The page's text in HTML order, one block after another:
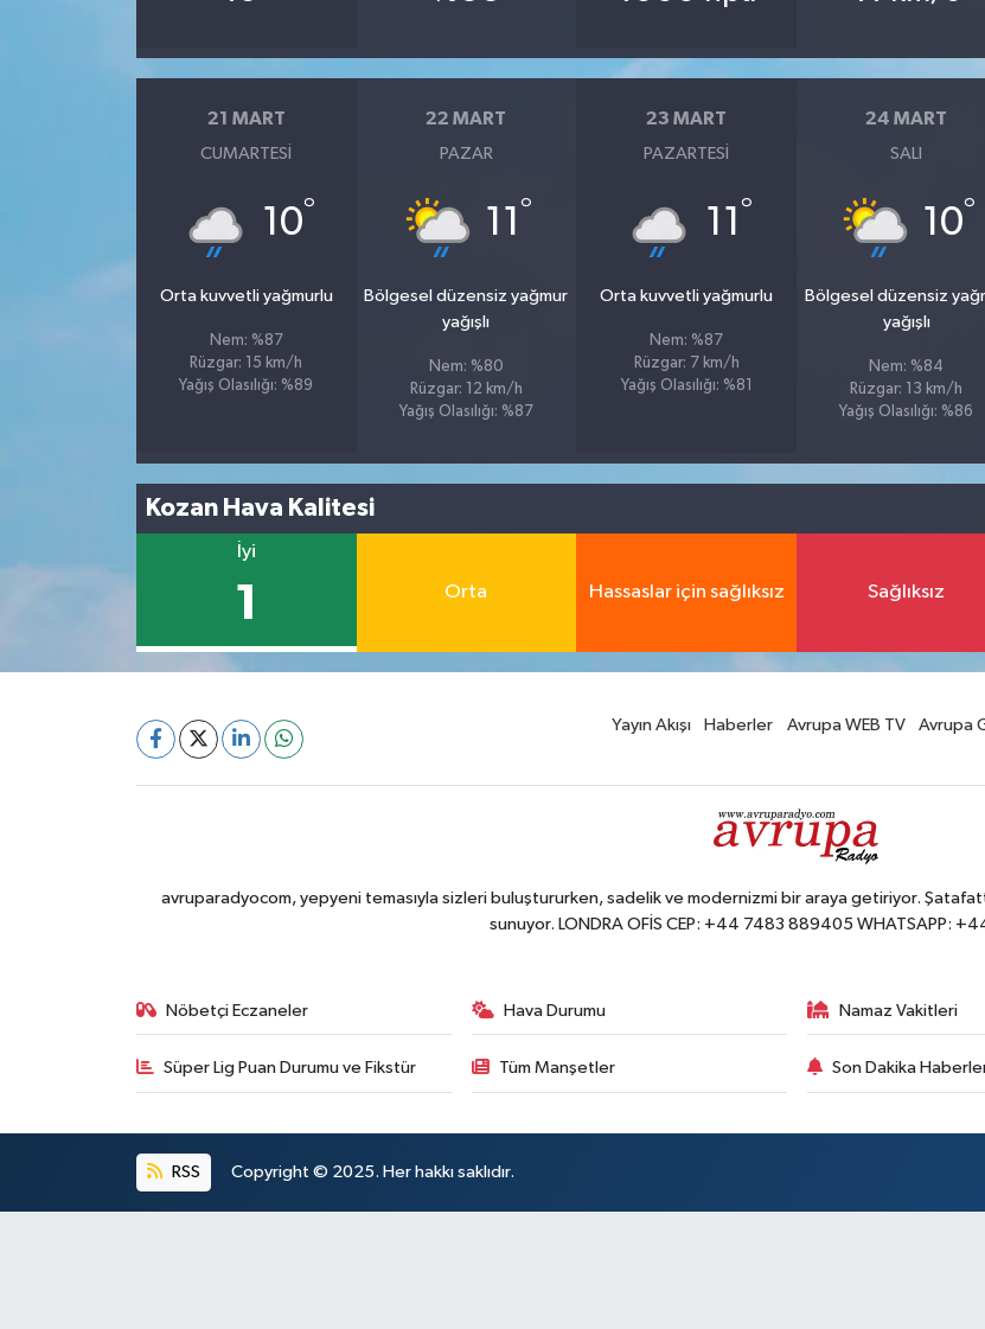
21 MART
CUMARTESI
10°
Orta kuvvetli yağmurlu
Nem: %87
Rüzgar: 15 km/h
Yağış Olasılığı: %89
22 MART
PAZAR
11 °
Bölgesel düzensiz yağmur
yağışlı
Nem: %80
Rüzgar: 12 km/h
Yağış Olasılığı: %87
23 MART
PAZARTESI
11 °
Orta kuvvetli yağmurlu
Nem: %87
Rüzgar: 7 km/h
Yağış Olasılığı: %81
24 MART
SALI
10°
Bölgesel düzensiz
yağışlı
Nem: %84
Rüzgar: 13 km/h
Yağış Olasılığı: %86
Kozan Hava Kalitesi
İyi
1 Orta Hassaslar için sağlıksız Sağlıksız
Yayın Akışı Haberler Avrupa WEB TV Avrupa
avruparadyocom, yepyeni temasıyla sizleri buluştururken, sadelik ve modernizmi bir araya getiriyor.
sunuyor. LONDRA OFİS CEP: +44 7483 889405 WHATSAPP:
Nöbetçi Eczaneler Hava Durumu Namaz Vakitleri
Süper Lig Puan Durumu ve Fikstür Tüm Manşetler Son Dakika
RSS Copyright © 2025. Her hakkı saklıdır.